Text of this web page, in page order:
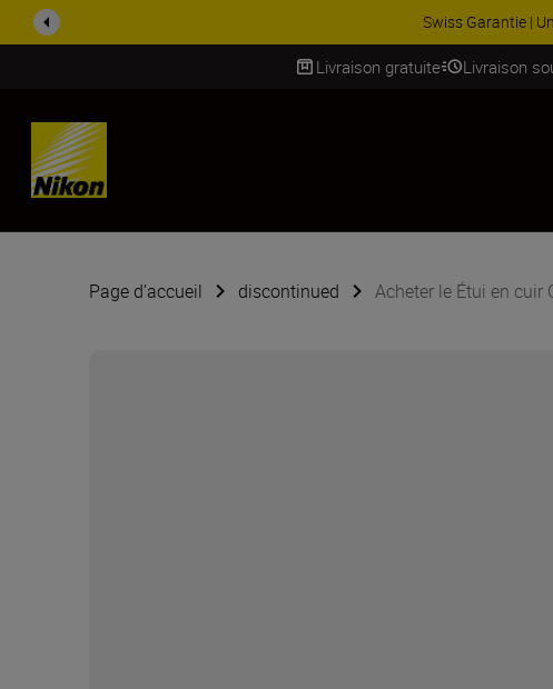
Swiss Garantie |
Livraison gratuite Livraison
SKIP
Page d’accueil discontinued Acheter le Étui en cuir